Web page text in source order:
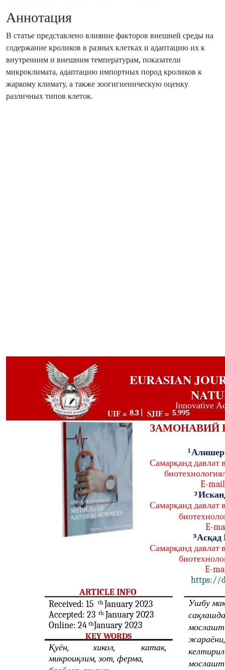
Аннотация
В статье представлено влияние факторов внешней среды на
содержание кроликов в разных клетках и адаптацию их к
внутренним и внешним температурам, показатели
микроклимата, адаптацию импортных пород кроликов к
жаркому климату, а также зоогигиеническую оценку
различных типов клеток.
EURASIAN
Innovative
UIF = 8.3 | SJIF = 5.995
ЗАМОНАВИЙ
1Алишер
Самарқанд давлат
E-
2
Самарқанд давлат
E-
3Асқад
Самарқанд давлат
E-
https://
ARTICLE INFO
Received: 15
thJanuary 2023
Accepted: 23 th January 2023
Online: 24 thJanuary 2023
Ушбу
KEY WORDS
Қуён, хикол,
катак,
микроиқлим, зот, ферма,